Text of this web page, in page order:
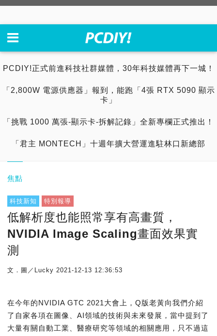
PCDIY!正式前進科技社群媒體，30年科技媒體再下一城！
「2,800W 電源供應器」報到，能跑「4張 RTX 5090 顯示
卡」
「挑戰 1000 萬張-顯示卡-拆解記錄」全新專欄正式推出！
「君主 MONTECH」十週年擴大營運進駐林口新總部
焦點
科技新知 特別報導
低解析度也能照常享有高畫質，
NVIDIA Image Scaling畫面效果實
測
文．圖／Lucky 2021-12-13 12:36:53
在今年的NVIDIA GTC 2021大會上，Q版老黃向我們介紹
了自家各項在圖像、AI領域的技術與未來發展，當中提到了
大量有關自動工業、醫療研究等領域的相關應用，只不過這